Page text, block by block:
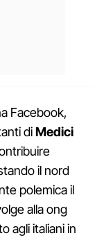
Facebook,
diMedici
il nord
polemica il
alla ong
agli italiani in